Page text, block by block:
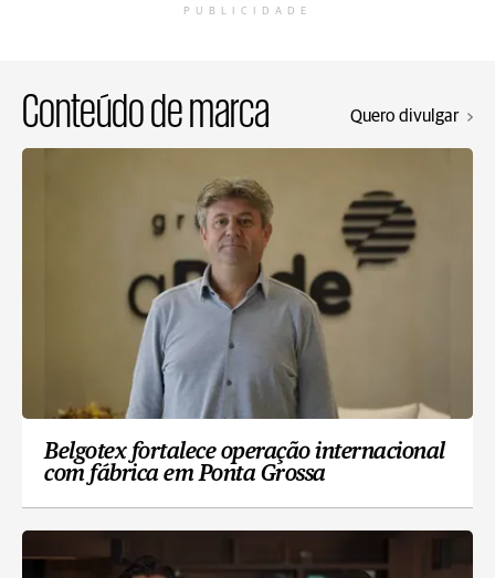
PUBLICIDADE
Conteúdo de marca Quero divulgar
Belgotex fortalece operação internacional
com fábrica em Ponta Grossa